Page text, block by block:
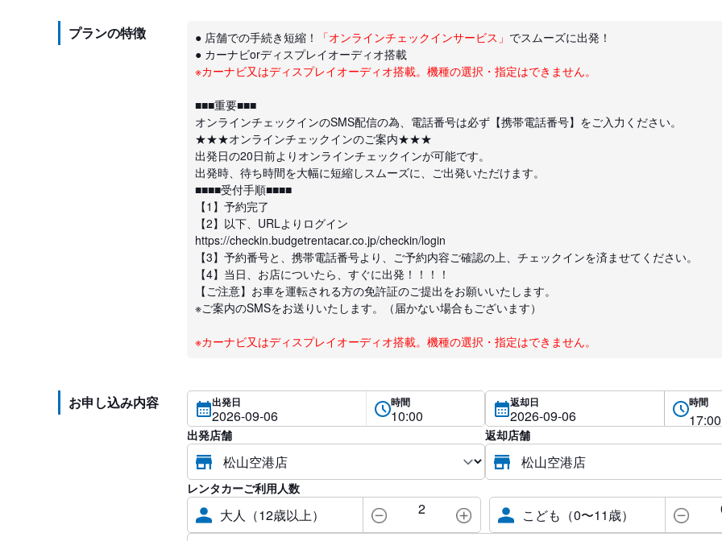
プランの特徴 ● 店舗での手続き短縮！ 「オンラインチェックインサービス」 でスムーズに出発！
● カーナビorディスプレイオーディオ搭載
※カーナビ又はディスプレイオーディオ搭載。機種の選択・指定はできません。
■■■重要■■■
オンラインチェックインのSMS配信の為、電話番号は必ず【携帯電話番号】をご入力ください。
★★★オンラインチェックインのご案内★★★
出発日の20日前よりオンラインチェックインが可能です。
出発時、待ち時間を大幅に短縮しスムーズに、ご出発いただけます。
■■■■受付手順■■■■
【1】予約完了
【2】以下、URLよりログイン
https://checkin.budgetrentacar.co.jp/checkin/login
【3】予約番号と、携帯電話番号より、ご予約内容ご確認の上、チェックインを済ませてください。
【4】当日、お店についたら、すぐに出発！！！！
【ご注意】お車を運転される方の免許証のご提出をお願いいたします。
※ご案内のSMSをお送りいたします。（届かない場合もございます）
※カーナビ又はディスプレイオーディオ搭載。機種の選択・指定はできません。
お申し込み内容 出発日 時間
出発店舗
返却日 時間
返却店舗
レンタカーご利用人数
大人（12歳以上） 2 こども（0〜11歳）